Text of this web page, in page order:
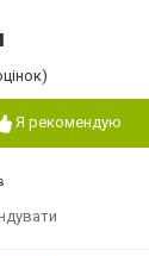
Я рекомендую